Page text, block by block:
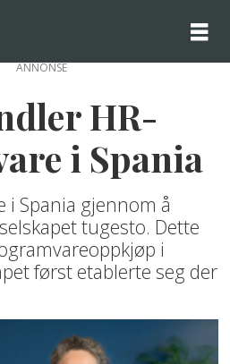
ANNONSE
HR-
i Spania
i Spania gjennom å
tugesto. Dette
i
først etablerte seg der